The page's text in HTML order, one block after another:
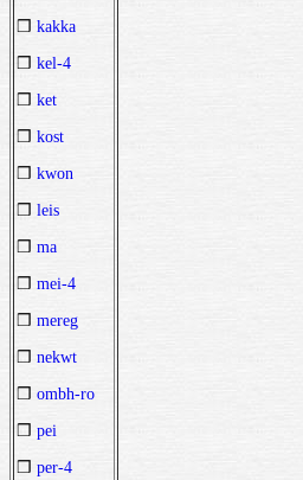
❒ kakka
❒ kel-4
❒ ket
❒ kost
❒ kwon
❒ leis
❒ ma
❒ mei-4
❒ mereg
❒ nekwt
❒ ombh-ro
❒ pei
❒ per-4